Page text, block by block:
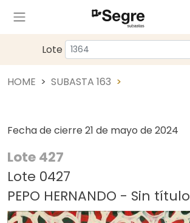
Lote
HOME SUBASTA 163
Fecha de cierre 21 de mayo de 2024
Lote 427
Lote 0427
PEPO HERNANDO - Sin título